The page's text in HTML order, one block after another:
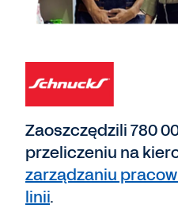
Zaoszczędzili 780
przeliczeniu na
zarządzaniu
linii.